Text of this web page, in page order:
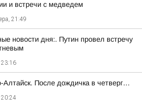
и встречи с медведем
21:49
новости дня:. Путин провел встречу
23:16
Алтайск. После дождичка в четверг…
20:24